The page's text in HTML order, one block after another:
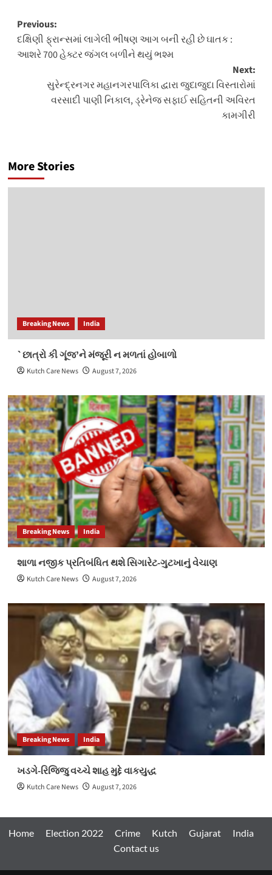
Post
navigation
Previous:
દક્ષિણી ફ્રાન્સમાં લાગેલી ભીષણ આગ બની રહી છે ઘાતક :
આશરે 700 હેક્ટર જંગલ બળીને થયું ભશ્મ
Next:
સુરેન્દ્રનગર મહાનગરપાલિકા દ્વારા જુદાજુદા વિસ્તારોમાં
વરસાદી પાણી નિકાલ, ડ્રેનેજ સફાઈ સહિતની અવિરત
કામગીરી
More Stories
Breaking News India
`છાત્રો કી ગૂંજ’ને મંજૂરી ન મળતાં હોબાળો
Kutch Care News August 7, 2026
Breaking News India
શાળા નજીક પ્રતિબંધિત થશે સિગારેટ-ગુટખાનું વેચાણ
Kutch Care News August 7, 2026
Breaking News India
ખડગે-રિજિજુ વચ્ચે શાહ મુદ્દે વાકયુદ્ધ
Kutch Care News August 7, 2026
Home Election 2022 Crime Kutch Gujarat
India
Contact us